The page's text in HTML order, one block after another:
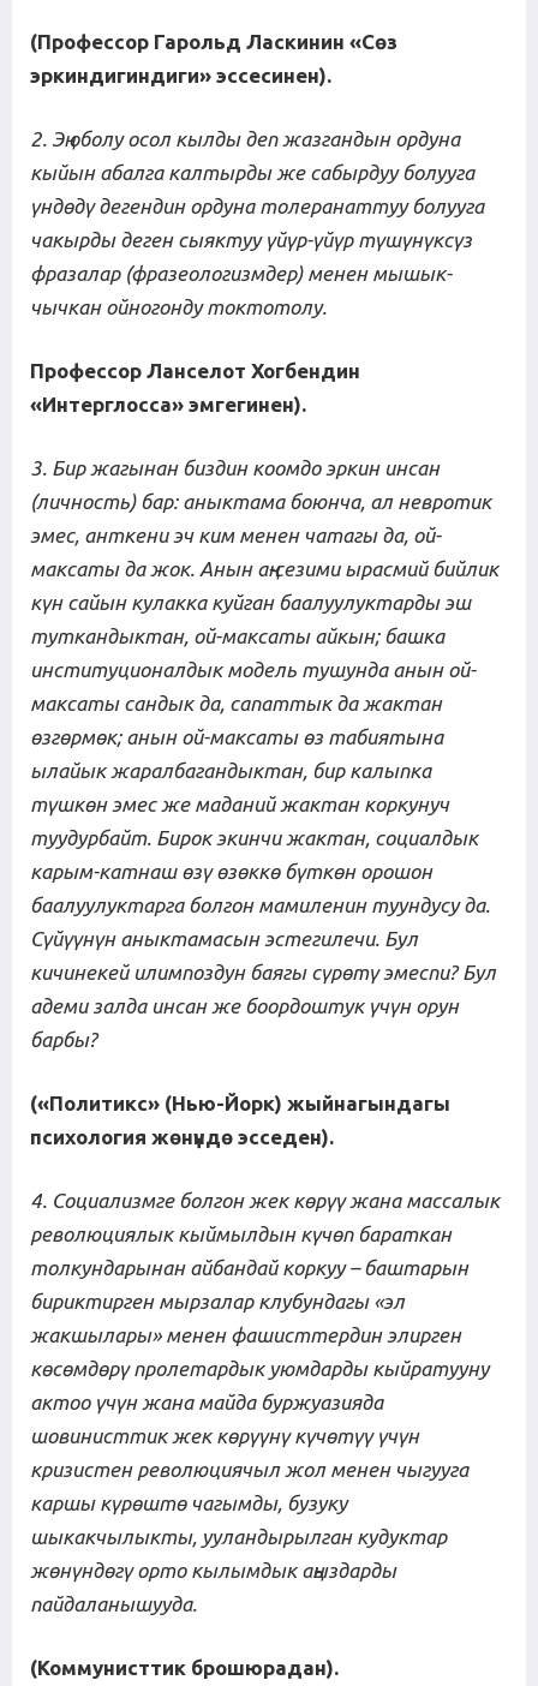
(Профессор Гарольд Ласкинин «Сөз
эркиндигиндиги» эссесинен).
2. Эң оболу осол кылды деп жазгандын ордуна
кыйын абалга калтырды же сабырдуу болууга
үндөдү дегендин ордуна толеранаттуу болууга
чакырды деген сыяктуу үйүр-үйүр түшүнүксүз
фразалар (фразеологизмдер) менен мышык-
чычкан ойногонду токтотолу.
Профессор Ланселот Хогбендин
«Интерглосса» эмгегинен).
3. Бир жагынан биздин коомдо эркин инсан
(личность) бар: аныктама боюнча, ал невротик
эмес, анткени эч ким менен чатагы да, ой-
максаты да жок. Анын аң-сезими ырасмий бийлик
күн сайын кулакка куйган баалуулуктарды эш
туткандыктан, ой-максаты айкын; башка
институционалдык модель тушунда анын ой-
максаты сандык да, сапаттык да жактан
өзгөрмөк; анын ой-максаты өз табиятына
ылайык жаралбагандыктан, бир калыпка
түшкөн эмес же маданий жактан коркунуч
туудурбайт. Бирок экинчи жактан, социалдык
карым-катнаш өзү өзөккө бүткөн орошон
баалуулуктарга болгон мамиленин туундусу да.
Сүйүүнүн аныктамасын эстегилечи. Бул
кичинекей илимпоздун баягы сүрөтү эмеспи? Бул
адеми залда инсан же боордоштук үчүн орун
барбы?
(«Политикс» (Нью-Йорк) жыйнагындагы
психология жөнүндө эсседен).
4. Социализмге болгон жек көрүү жана массалык
революциялык кыймылдын күчөп бараткан
толкундарынан айбандай коркуу – баштарын
бириктирген мырзалар клубундагы «эл
жакшылары» менен фашисттердин элирген
көсөмдөрү пролетардык уюмдарды кыйратууну
актоо үчүн жана майда буржуазияда
шовинисттик жек көрүүнү күчөтүү үчүн
кризистен революциячыл жол менен чыгууга
каршы күрөштө чагымды, бузуку
шыкакчылыкты, ууландырылган кудуктар
жөнүндөгү орто кылымдык аңыздарды
пайдаланышууда.
(Коммунисттик брошюрадан).